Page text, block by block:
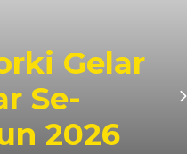
Gelar
Se-
2026